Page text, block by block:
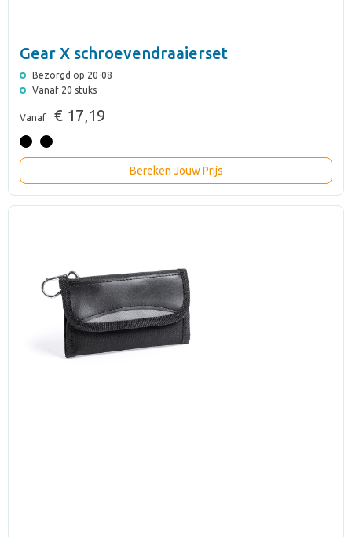
Gear X schroevendraaierset
Bezorgd op 20-08
Vanaf 20 stuks
Vanaf € 17,19
Bereken Jouw Prijs